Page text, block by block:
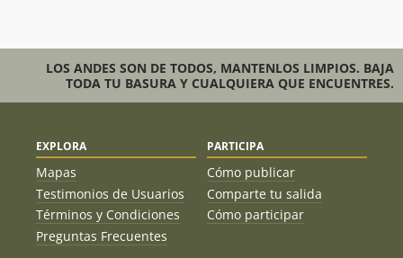
LOS ANDES SON DE TODOS, MANTENLOS LIMPIOS. BAJA
TODA TU BASURA Y CUALQUIERA QUE ENCUENTRES.
EXPLORA
Mapas
Testimonios de Usuarios
Términos y Condiciones
Preguntas Frecuentes
PARTICIPA
Cómo publicar
Comparte tu salida
Cómo participar